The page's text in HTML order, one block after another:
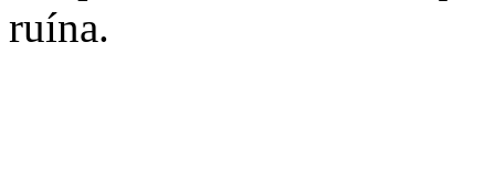
ruína.